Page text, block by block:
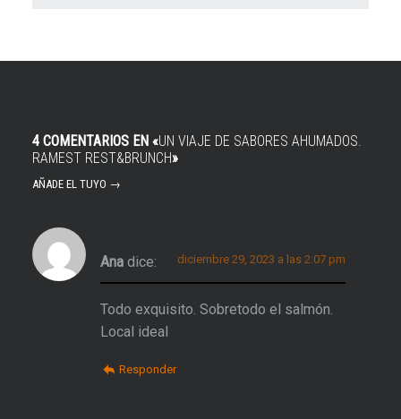
4 COMENTARIOS EN «UN VIAJE DE SABORES AHUMADOS.
RAMEST REST&BRUNCH»
AÑADE EL TUYO →
Ana dice: diciembre 29, 2023 a las 2:07 pm
Todo exquisito. Sobretodo el salmón.
Local ideal
Responder